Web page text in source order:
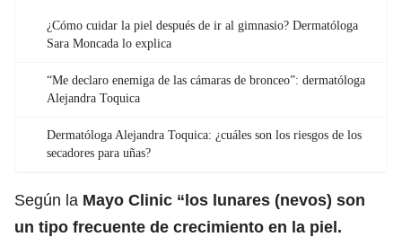
¿Cómo cuidar la piel después de ir al gimnasio? Dermatóloga
Sara Moncada lo explica
“Me declaro enemiga de las cámaras de bronceo”: dermatóloga
Alejandra Toquica
Dermatóloga Alejandra Toquica: ¿cuáles son los riesgos de los
secadores para uñas?
Según la Mayo Clinic “los lunares (nevos) son
un tipo frecuente de crecimiento en la piel.